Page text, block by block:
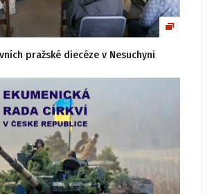
pražské diecéze v Nesuchyni